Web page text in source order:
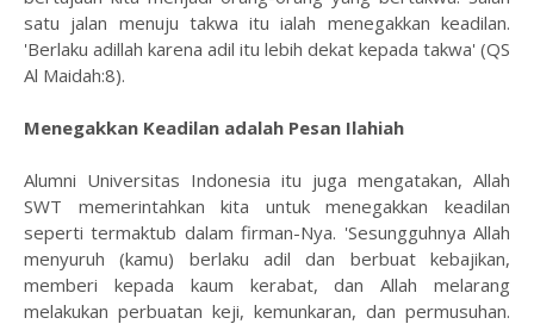
satu jalan menuju takwa itu ialah menegakkan keadilan.
'Berlaku adillah karena adil itu lebih dekat kepada takwa' (QS
Al Maidah:8).
Menegakkan Keadilan adalah Pesan Ilahiah
Alumni Universitas Indonesia itu juga mengatakan, Allah
SWT memerintahkan kita untuk menegakkan keadilan
seperti termaktub dalam firman-Nya. 'Sesungguhnya Allah
menyuruh (kamu) berlaku adil dan berbuat kebajikan,
memberi kepada kaum kerabat, dan Allah melarang
melakukan perbuatan keji, kemunkaran, dan permusuhan.